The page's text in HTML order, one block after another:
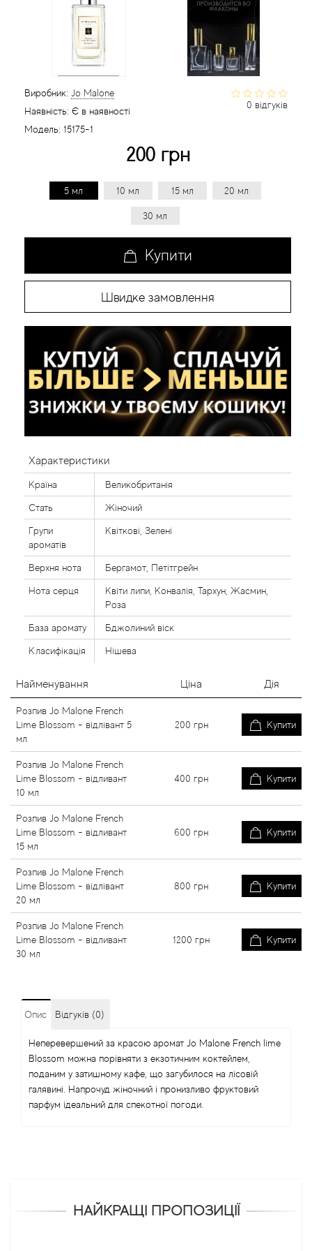
0 відгуків
Виробник: Jo Malone
Наявність: Є в наявності
Модель: 15175-1
200 грн
5 мл 10 мл 15 мл 20 мл
30 мл
Купити
Швидке замовлення
Характеристики
Країна Великобританія
Стать Жіночий
Групи
ароматів
Квіткові, Зелені
Верхня нота Бергамот, Петітгрейн
Нота серця
Квіти липи, Конвалія, Тархун, Жасмин,
Роза
База аромату Бджолиний віск
Класифікація Нішева
Найменування Ціна Дія
Розпив Jo Malone French
Lime Blossom - відлівант 5
мл
200 грн Купити
Розпив Jo Malone French
Lime Blossom - відливант
10 мл
400 грн Купити
Розпив Jo Malone French
Lime Blossom - відливант
15 мл
600 грн Купити
Розпив Jo Malone French
Lime Blossom - відлівант
20 мл
800 грн Купити
Розпив Jo Malone French
Lime Blossom - відливант
30 мл
1200 грн Купити
Опис Відгуків (0)
Неперевершений за красою аромат Jo Malone French lime
Blossom можна порівняти з екзотичним коктейлем,
поданим у затишному кафе, що загубилося на лісовій
галявині. Напрочуд жіночний і пронизливо фруктовий
парфум ідеальний для спекотної погоди.
НАЙКРАЩІ ПРОПОЗИЦІЇ